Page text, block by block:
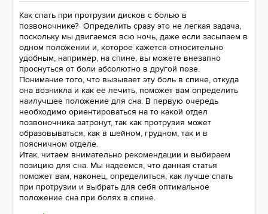
Как спать при протрузии дисков с болью в
позвоночнике? Определить сразу это не легкая задача,
поскольку мы двигаемся всю ночь, даже если засыпаем в
одном положении и, которое кажется относительно
удобным, например, на спине, вы можете внезапно
проснуться от боли абсолютно в другой позе.
Понимание того, что вызывает эту боль в спине, откуда
она возникла и как ее лечить, поможет вам определить
наилучшее положение для сна. В первую очередь
необходимо ориентироваться на то какой отдел
позвоночника затронут, так как протрузия может
образовываться, как в шейном, грудном, так и в
поясничном отделе.
Итак, читаем внимательно рекомендации и выбираем
позицию для сна. Мы надеемся, что данная статья
поможет вам, наконец, определиться, как лучше спать
при протрузии и выбрать для себя оптимальное
положение сна при болях в спине.